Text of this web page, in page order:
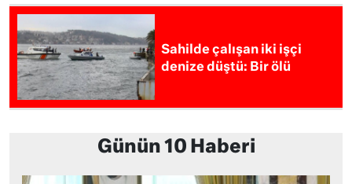
Sahilde çalışan iki işçi
denize düştü: Bir ölü
Günün 10 Haberi